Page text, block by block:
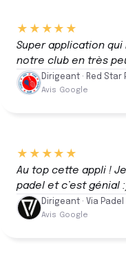
★★★★★
Super application
notre club en très
Dirigeant · Red Star
Avis Google
★★★★★
Au top cette appli !
padel et c’est génial
Dirigeant · Via Padel
Avis Google